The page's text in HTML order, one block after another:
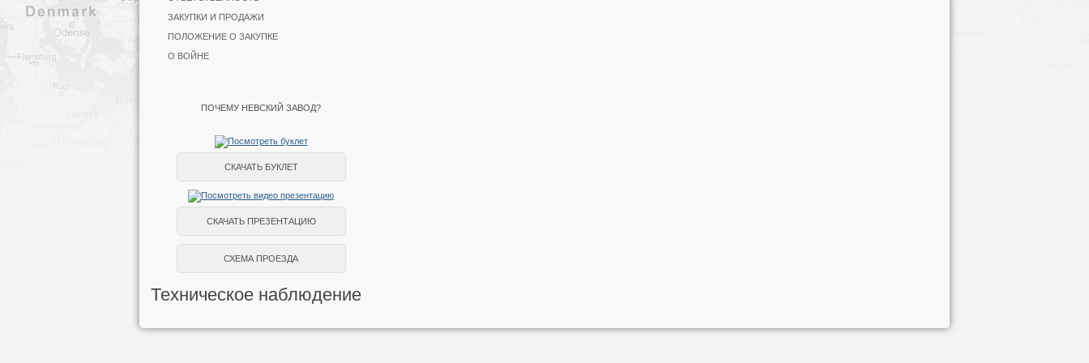
ЗАКУПКИ И ПРОДАЖИ
ПОЛОЖЕНИЕ О ЗАКУПКЕ
О ВОЙНЕ
ПОЧЕМУ НЕВСКИЙ ЗАВОД?
СКАЧАТЬ БУКЛЕТ
СКАЧАТЬ ПРЕЗЕНТАЦИЮ
СХЕМА ПРОЕЗДА
Техническое наблюдение